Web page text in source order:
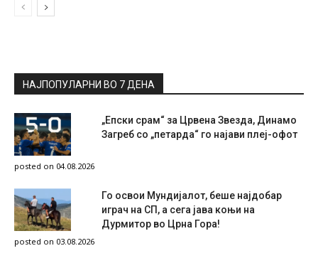
НАЈПОПУЛАРНИ ВО 7 ДЕНА
„Епски срам“ за Црвена Звезда, Динамо
Загреб со „петарда“ го најави плеј-офот
posted on 04.08.2026
Го освои Мундијалот, беше најдобар
играч на СП, а сега јава коњи на
Дурмитор во Црна Гора!
posted on 03.08.2026